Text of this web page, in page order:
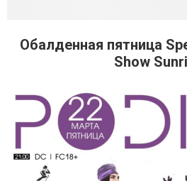
Обалденная пятница
Show